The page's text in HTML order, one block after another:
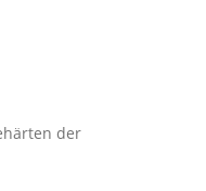
der